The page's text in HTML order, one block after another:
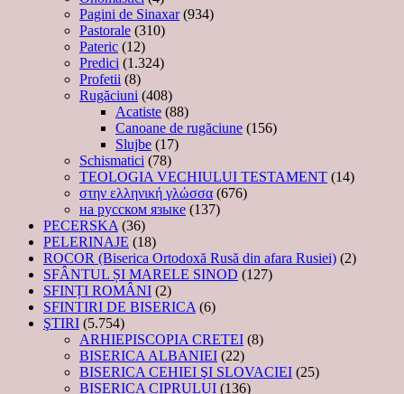
Pagini de Sinaxar(934)
Pastorale (310)
Pateric (12)
Predici (1.324)
Profetii (8)
Rugăciuni (408)
Acatiste (88)
Canoane de rugăciune (156)
Slujbe (17)
Schismatici (78)
TEOLOGIA VECHIULUI TESTAMENT (14)
στην ελληνική γλώσσα (676)
на русском языке (137)
PECERSKA (36)
PELERINAJE (18)
ROCOR (Biserica Ortodoxă Rusă din afara Rusiei) (2)
SFÂNTUL ȘI MARELE SINOD (127)
SFINȚI ROMÂNI (2)
SFINTIRI DE BISERICA (6)
ŞTIRI (5.754)
ARHIEPISCOPIA CRETEI (8)
BISERICA ALBANIEI (22)
BISERICA CEHIEI ŞI SLOVACIEI (25)
BISERICA CIPRULUI (136)